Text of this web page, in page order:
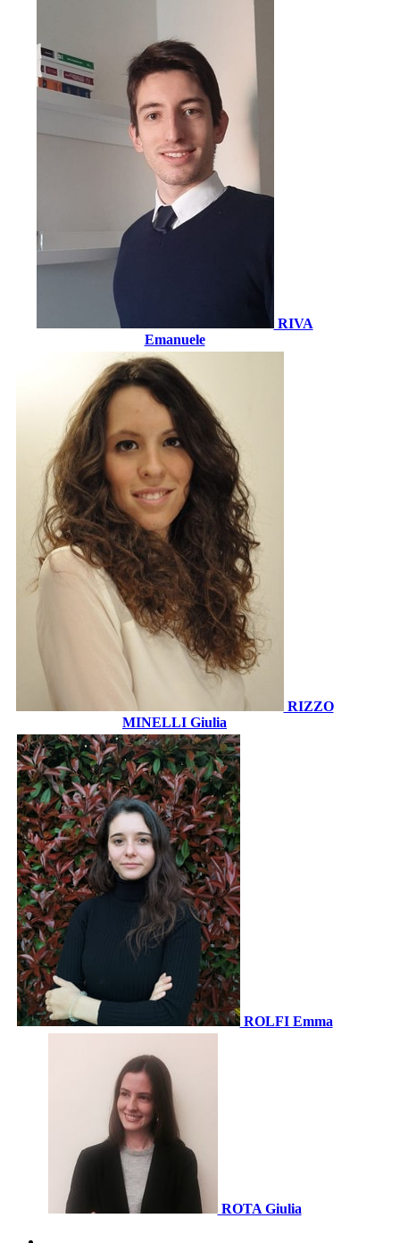
RIVA
Emanuele
RIZZO
MINELLI Giulia
ROLFI Emma
ROTA Giulia